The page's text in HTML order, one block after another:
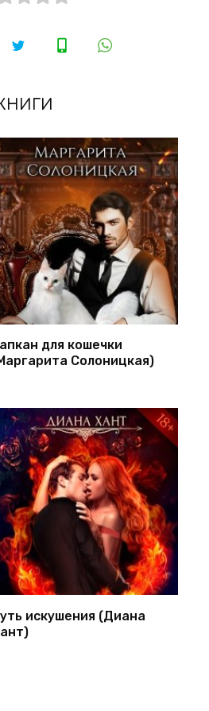
для кошечки
Солоницкая)
искушения (Диана